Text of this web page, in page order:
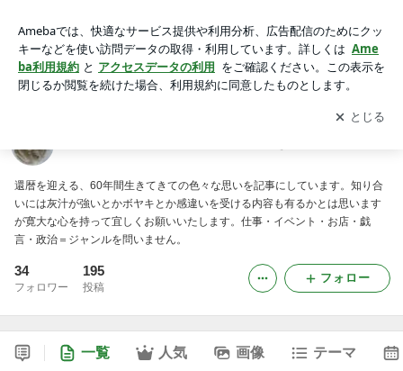
アプリをダウンロードして ブログの更新通知
を受け取りまし
ょう。
開く
還暦を迎える、60年間生きてきての色々な思いを記事にしています。知り合
いには灰汁が強いとかボヤキとか感違いを受ける内容も有るかとは思います
が寛大な心を持って宜しくお願いいたします。仕事・イベント・お店・戯
言・政治＝ジャンルを問いません。
34
フォロワー
195
投稿
フォロー
一覧 人気 画像 テーマ